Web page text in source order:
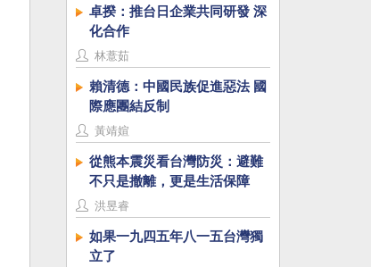
卓揆：推台日企業共同研發 深
化合作
林薏茹
賴清德：中國民族促進惡法 國
際應團結反制
黃靖媗
從熊本震災看台灣防災：避難
不只是撤離，更是生活保障
洪昱睿
如果一九四五年八一五台灣獨
立了